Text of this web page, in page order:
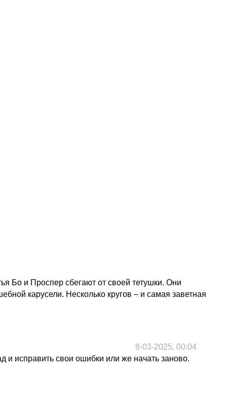
Бо и Проспер сбегают от своей тетушки. Они
карусели. Несколько кругов – и самая заветная
8-03-2025, 00:04
и исправить свои ошибки или же начать заново.